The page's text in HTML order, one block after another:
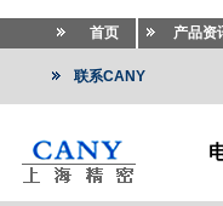
首页 产品资
联系CANY